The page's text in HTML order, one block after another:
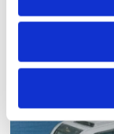
Lars